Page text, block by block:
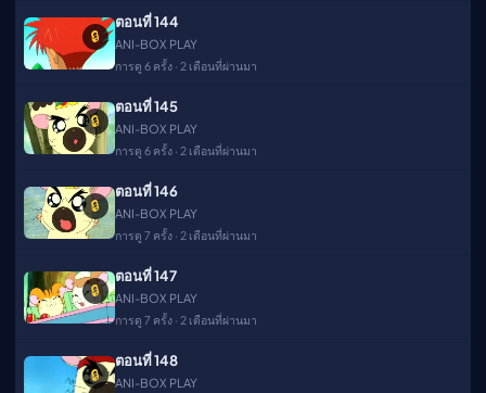
🔒
ตอนที่ 144
ANI-BOX PLAY
การดู 6 ครั้ง · 2 เดือนที่ผ่านมา
🔒
ตอนที่ 145
ANI-BOX PLAY
การดู 6 ครั้ง · 2 เดือนที่ผ่านมา
🔒
ตอนที่ 146
ANI-BOX PLAY
การดู 7 ครั้ง · 2 เดือนที่ผ่านมา
🔒
ตอนที่ 147
ANI-BOX PLAY
การดู 7 ครั้ง · 2 เดือนที่ผ่านมา
🔒
ตอนที่ 148
ANI-BOX PLAY